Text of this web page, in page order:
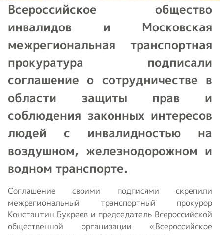
Всероссийское общество
инвалидов и Московская
межрегиональная транспортная
прокуратура подписали
соглашение о сотрудничестве в
области защиты прав и
соблюдения законных интересов
людей с инвалидностью на
воздушном, железнодорожном и
водном транспорте.
Соглашение своими подписями скрепили
межрегиональный транспортный прокурор
Константин Букреев и председатель Всероссийской
общественной организации «Всероссийское